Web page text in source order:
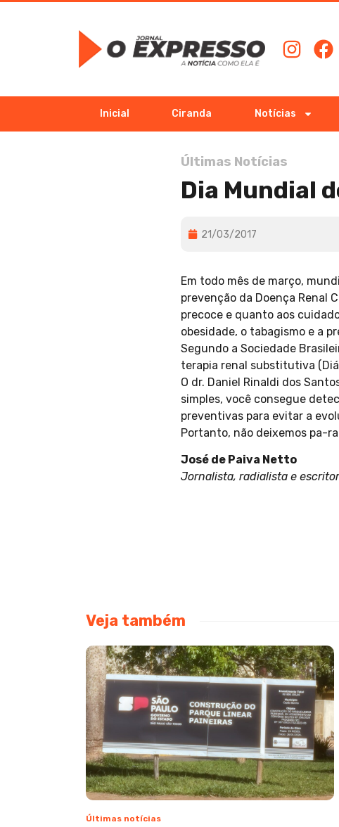
Inicial Ciranda Notícias
Últimas Notícias
Dia Mundial
21/03/2017
Em todo mês de março,
prevenção da Doença Renal
precoce e quanto aos
obesidade, o tabagismo e a
Segundo a Sociedade
terapia renal substitutiva
O dr. Daniel Rinaldi dos
simples, você consegue
preventivas para evitar a
Portanto, não deixemos pa-
José de Paiva Netto
Jornalista, radialista e
Veja também
Últimas notícias